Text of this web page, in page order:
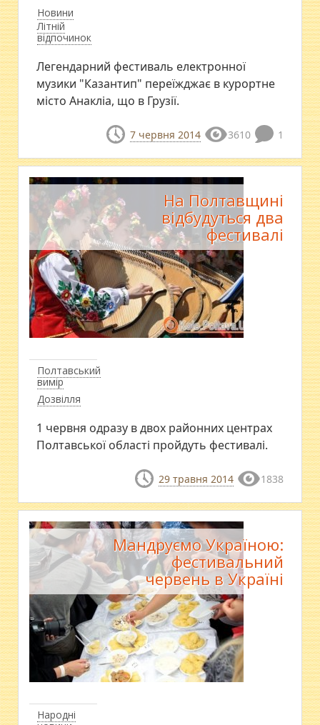
Новини
Літній
відпочинок
Легендарний фестиваль електронної
музики "Казантип" переїжджає в курортне
місто Анакліа, що в Грузії.
7 червня 2014 3610 1
Полтавський
вимір
Дозвілля
На Полтавщині
відбудуться два
фестивалі
1 червня одразу в двох районних центрах
Полтавської області пройдуть фестивалі.
29 травня 2014 1838
Народні
Мандруємо Україною:
фестивальний
червень в Україні